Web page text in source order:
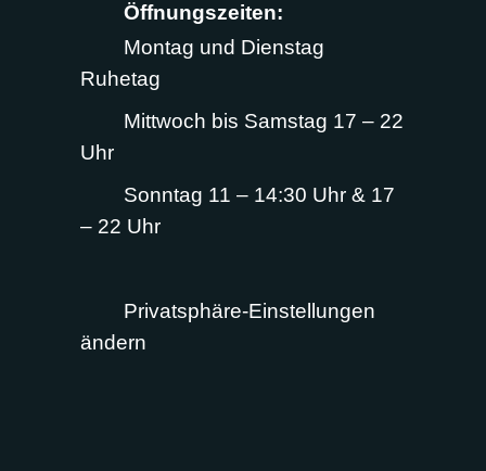
Öffnungszeiten:
Montag und Dienstag
Ruhetag
Mittwoch bis Samstag 17 – 22
Uhr
Sonntag 11 – 14:30 Uhr & 17
– 22 Uhr
Privatsphäre-Einstellungen
ändern